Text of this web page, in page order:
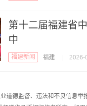
第十二届福建省
中
福建新闻 福建 2026-
道德监督、违法和不良信息举